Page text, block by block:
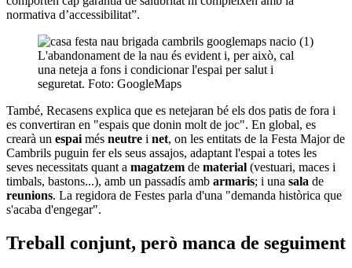
normativa d’accessibilitat”.
L'abandonament de la nau és evident i, per això, cal
una neteja a fons i condicionar l'espai per salut i
seguretat. Foto: GoogleMaps
També, Recasens explica que es netejaran bé els dos patis de fora i
es convertiran en "espais que donin molt de joc". En global, es
crearà un espai més neutre i net, on les entitats de la Festa Major de
Cambrils puguin fer els seus assajos, adaptant l'espai a totes les
seves necessitats quant a magatzem de material (vestuari, maces i
timbals, bastons...), amb un passadís amb armaris; i una sala de
reunions. La regidora de Festes parla d'una "demanda històrica que
s'acaba d'engegar".
Treball conjunt, però manca de seguiment